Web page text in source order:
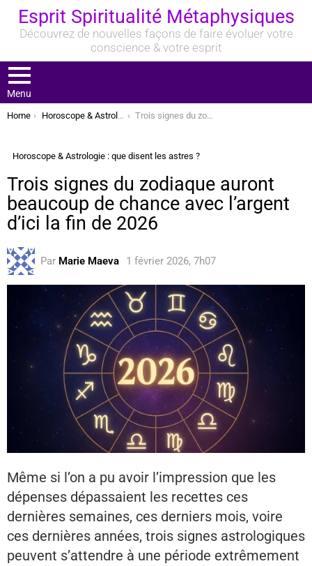
Esprit Spiritualité Métaphysiques
Découvrez de nouvelles façons de faire évoluer votre
conscience & votre esprit
Menu
You are here:
Home Horoscope & Astrologie : que disent les astres ? Trois signes du zodiaque auront beaucoup de chance avec l’argent d’ici la fin de 2026
Horoscope & Astrologie : que disent les astres ?
Trois signes du zodiaque auront
beaucoup de chance avec l’argent
d’ici la fin de 2026
Par Marie Maeva 1 février 2026, 7h07
Même si l’on a pu avoir l’impression que les
dépenses dépassaient les recettes ces
dernières semaines, ces derniers mois, voire
ces dernières années, trois signes astrologiques
peuvent s’attendre à une période extrêmement